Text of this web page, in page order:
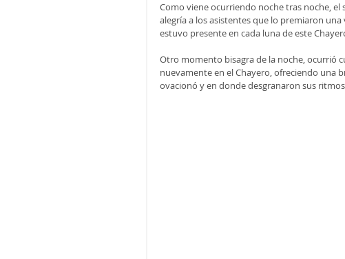
Como viene ocurriendo noche tras noche,
alegría a los asistentes que lo premiaron
estuvo presente en cada luna de este
Otro momento bisagra de la noche, ocurrió
nuevamente en el Chayero, ofreciendo una
ovacionó y en donde desgranaron sus